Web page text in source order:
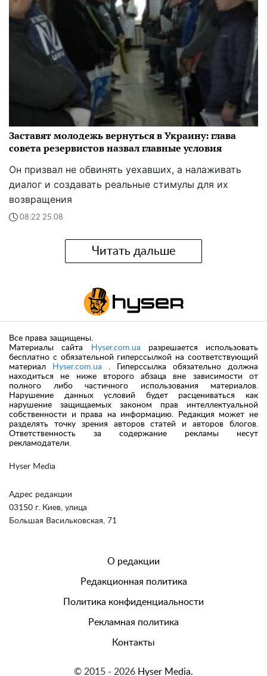
Заставят молодежь вернуться в Украину: глава
совета резервистов назвал главные условия
Он призвал не обвинять уехавших, а налаживать
диалог и создавать реальные стимулы для их
возвращения
08:22 25.08
Читать дальше
Hyser Media
Адрес редакции
03150 г. Киев, улица
Большая Васильковская, 71
Все права защищены.
Материалы сайта
Hyser.com.ua разрешается использовать
бесплатно с обязательной гиперссылкой на соответствующий
материал
Hyser.com.ua . Гиперссылка обязательно должна
находиться не ниже второго абзаца вне зависимости от
полного либо частичного использования материалов.
Нарушение данных условий будет расцениваться как
нарушение защищаемых законом прав интеллектуальной
собственности и права на информацию. Редакция может не
разделять точку зрения авторов статей и авторов блогов.
Ответственность за содержание рекламы несут
рекламодатели.
О редакции
Редакционная политика
Политика конфиденциальности
Рекламная политика
Контакты
© 2015 - 2026 Hyser Media.